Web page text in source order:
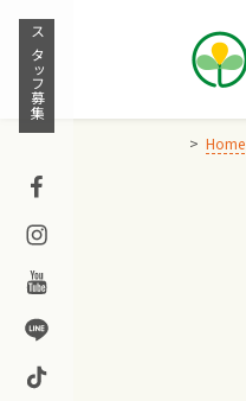
Skip
content
スタッフ募集
Facebook
Instagram
Youtube
Line
Home